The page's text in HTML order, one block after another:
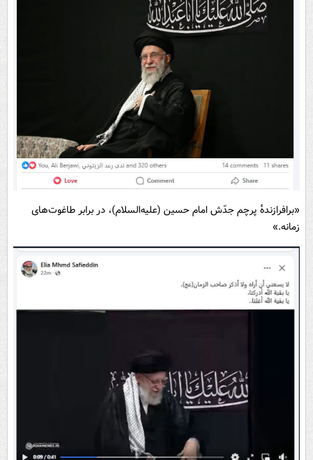
«برافرازنده‌ٔ پرچم جدّش امام حسین (علیه‌السلام)، در برابر طاغوت‌های
زمانه.»